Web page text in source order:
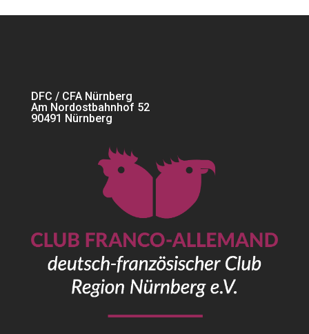
DFC / CFA Nürnberg
Am Nordostbahnhof 52
90491 Nürnberg